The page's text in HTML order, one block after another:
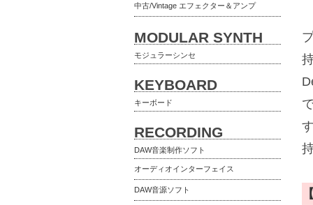
中古/Vintage エフェクター＆アンプ
MODULAR SYNTH
モジュラーシンセ
KEYBOARD
キーボード
RECORDING
DAW音楽制作ソフト
オーディオインターフェイス
DAW音源ソフト